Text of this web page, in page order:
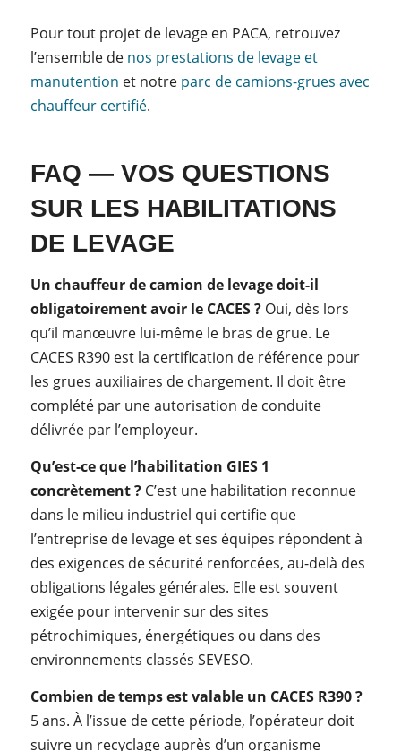
Pour tout projet de levage en PACA, retrouvez
l’ensemble de nos prestations de levage et
manutention et notre parc de camions-grues avec
chauffeur certifié.
FAQ — VOS QUESTIONS
SUR LES HABILITATIONS
DE LEVAGE
Un chauffeur de camion de levage doit-il
obligatoirement avoir le CACES ?Oui, dès lors
qu’il manœuvre lui-même le bras de grue. Le
CACES R390 est la certification de référence pour
les grues auxiliaires de chargement. Il doit être
complété par une autorisation de conduite
délivrée par l’employeur.
Qu’est-ce que l’habilitation GIES 1
concrètement ?C’est une habilitation reconnue
dans le milieu industriel qui certifie que
l’entreprise de levage et ses équipes répondent à
des exigences de sécurité renforcées, au-delà des
obligations légales générales. Elle est souvent
exigée pour intervenir sur des sites
pétrochimiques, énergétiques ou dans des
environnements classés SEVESO.
Combien de temps est valable un CACES R390 ?
5 ans. À l’issue de cette période, l’opérateur doit
suivre un recyclage auprès d’un organisme